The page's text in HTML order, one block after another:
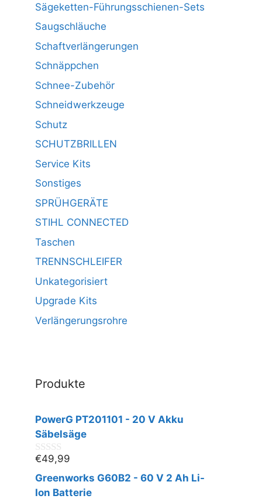
Sägeketten-Führungsschienen-Sets
Saugschläuche
Schaftverlängerungen
Schnäppchen
Schnee-Zubehör
Schneidwerkzeuge
Schutz
SCHUTZBRILLEN
Service Kits
Sonstiges
SPRÜHGERÄTE
STIHL CONNECTED
Taschen
TRENNSCHLEIFER
Unkategorisiert
Upgrade Kits
Verlängerungsrohre
Produkte
PowerG PT201101 - 20 V Akku
Säbelsäge
0
v
o
n
€49,99
Greenworks G60B2 - 60 V 2 Ah Li-
Ion Batterie